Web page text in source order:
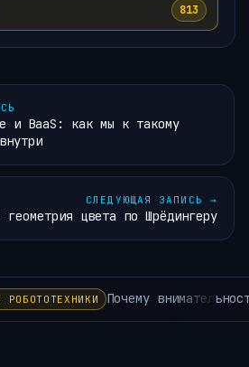
813
и BaaS: как мы к такому
СЛЕДУЮЩАЯ ЗАПИСЬ →
цвета по Шрёдингеру
Почему